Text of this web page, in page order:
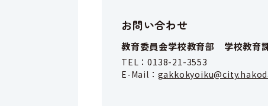
お問い合わせ
教育委員会学校教育部 学校教育
TEL：0138-21-3553
E-Mail：